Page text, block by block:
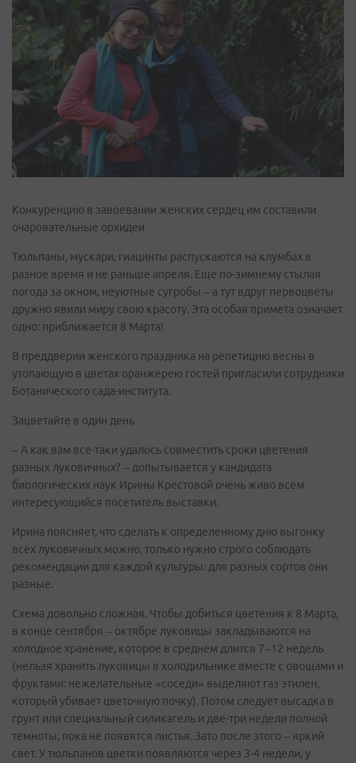
Конкуренцию в завоевании женских сердец им составили
очаровательные орхидеи
Тюльпаны, мускари, гиацинты распускаются на клумбах в
разное время и не раньше апреля. Еще по-зимнему стылая
погода за окном, неуютные сугробы – а тут вдруг первоцветы
дружно явили миру свою красоту. Эта особая примета означает
одно: приближается 8 Марта!
В преддверии женского праздника на репетицию весны в
утопающую в цветах оранжерею гостей пригласили сотрудники
Ботанического сада-института.
Зацветайте в один день
– А как вам все-таки удалось совместить сроки цветения
разных луковичных? – допытывается у кандидата
биологических наук Ирины Крестовой очень живо всем
интересующийся посетитель выставки.
Ирина поясняет, что сделать к определенному дню выгонку
всех луковичных можно, только нужно строго соблюдать
рекомендации для каждой культуры: для разных сортов они
разные.
Схема довольно сложная. Чтобы добиться цветения к 8 Марта,
в конце сентября – октябре луковицы закладываются на
холодное хранение, которое в среднем длится 7–12 недель
(нельзя хранить луковицы в холодильнике вместе с овощами и
фруктами: нежелательные «соседи» выделяют газ этилен,
который убивает цветочную почку). Потом следует высадка в
грунт или специальный силикагель и две-три недели полной
темноты, пока не появятся листья. Зато после этого – яркий
свет. У тюльпанов цветки появляются через 3-4 недели, у